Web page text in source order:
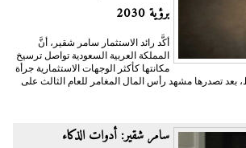
برؤية 2030
أكَّد رائد الاستثمار سامر شقير، أنَّ
المملكة العربية السعودية تواصل ترسيخ
مكانتها كأكثر الوجهات الاستثمارية جرأة
بعد تصدرها مشهد رأس المال المغامر للعام الثالث على
سامر شقير: أدوات الذكاء